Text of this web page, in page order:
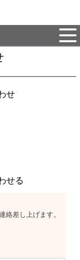
せ
せる
絡差し上げます。